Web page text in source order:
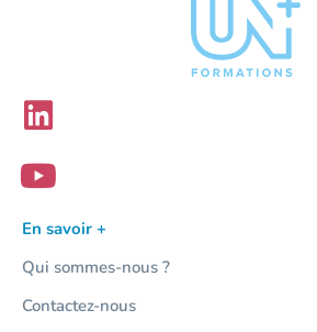
En savoir +
Qui sommes-nous ?
Contactez-nous